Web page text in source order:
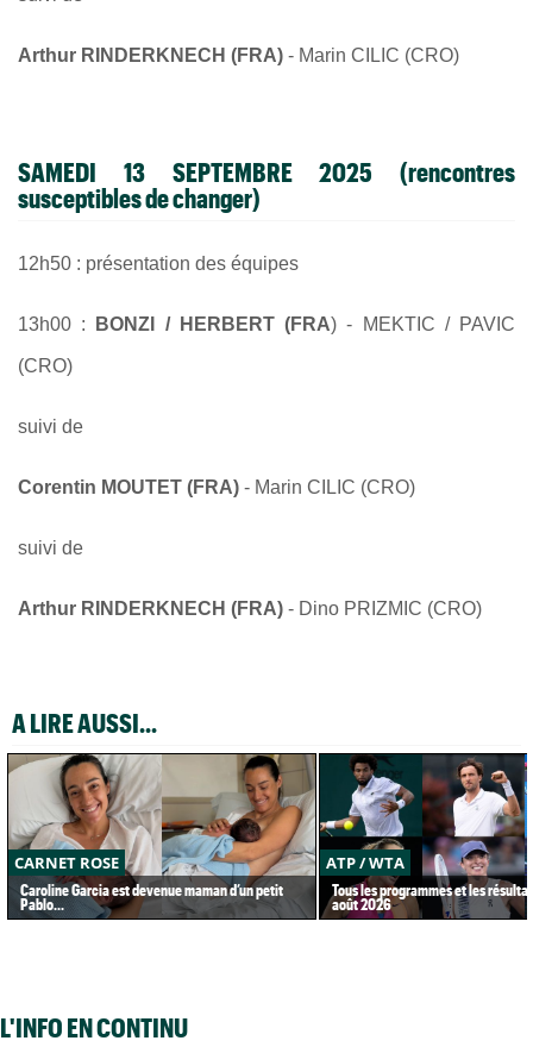
Arthur RINDERKNECH (FRA) - Marin CILIC (CRO)
SAMEDI 13 SEPTEMBRE 2025 (rencontres
susceptibles de changer)
12h50 : présentation des équipes
13h00 : BONZI / HERBERT (FRA) - MEKTIC / PAVIC
(CRO)
suivi de
Corentin MOUTET (FRA) - Marin CILIC (CRO)
suivi de
Arthur RINDERKNECH (FRA) - Dino PRIZMIC (CRO)
A LIRE AUSSI...
CARNET ROSE
Caroline Garcia est devenue maman d’un petit
Pablo...
ATP / WTA
Tous les programmes et les
août 2026
L'INFO EN CONTINU